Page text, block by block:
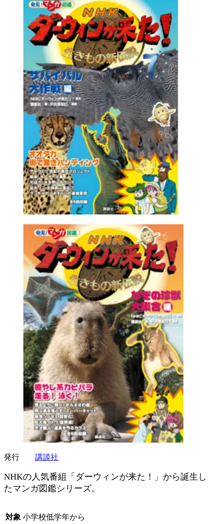
発行 講談社
NHKの人気番組「ダーウィンが来た！」から誕生し
たマンガ図鑑シリーズ。
対象 小学校低学年から